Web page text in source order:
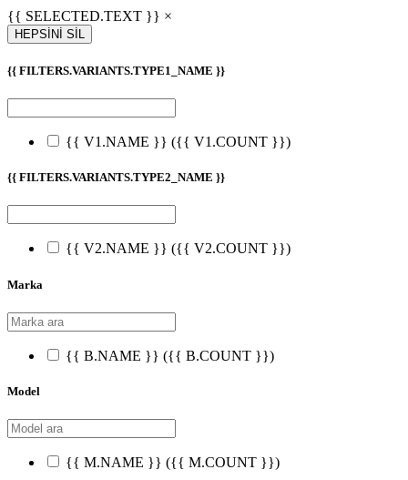
{{ SELECTED.TEXT }} ×
HEPSİNİ SİL
{{ FILTERS.VARIANTS.TYPE1_NAME }}
{{ V1.NAME }} ({{ V1.COUNT }})
{{ FILTERS.VARIANTS.TYPE2_NAME }}
{{ V2.NAME }} ({{ V2.COUNT }})
Marka
{{ B.NAME }} ({{ B.COUNT }})
Model
{{ M.NAME }} ({{ M.COUNT }})